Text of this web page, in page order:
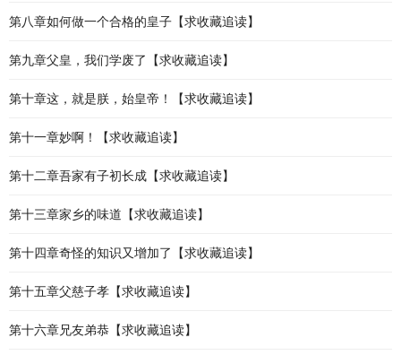
第八章如何做一个合格的皇子【求收藏追读】
第九章父皇，我们学废了【求收藏追读】
第十章这，就是朕，始皇帝！【求收藏追读】
第十一章妙啊！【求收藏追读】
第十二章吾家有子初长成【求收藏追读】
第十三章家乡的味道【求收藏追读】
第十四章奇怪的知识又增加了【求收藏追读】
第十五章父慈子孝【求收藏追读】
第十六章兄友弟恭【求收藏追读】